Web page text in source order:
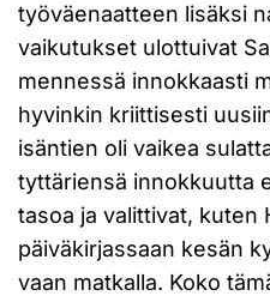
työväenaatteen lisäksi
vaikutukset ulottuivat
mennessä innokkaasti
hyvinkin kriittisesti
isäntien oli vaikea
tyttäriensä innokkuutta
tasoa ja valittivat, kuten
päiväkirjassaan kesän
vaan matkalla. Koko